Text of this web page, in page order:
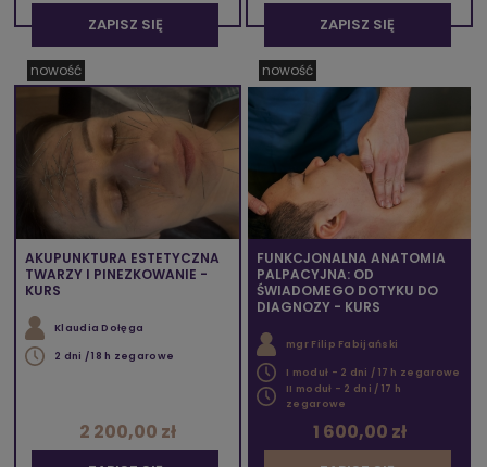
ZAPISZ SIĘ ZAPISZ SIĘ
AKUPUNKTURA ESTETYCZNA
TWARZY I PINEZKOWANIE -
KURS
Klaudia Dołęga
2 dni / 18 h zegarowe
2 200,00 zł
nowość
FUNKCJONALNA ANATOMIA
PALPACYJNA: OD
ŚWIADOMEGO DOTYKU DO
DIAGNOZY - KURS
mgr Filip Fabijański
I moduł - 2 dni / 17 h zegarowe
II moduł - 2 dni / 17 h
zegarowe
1 600,00 zł
nowość